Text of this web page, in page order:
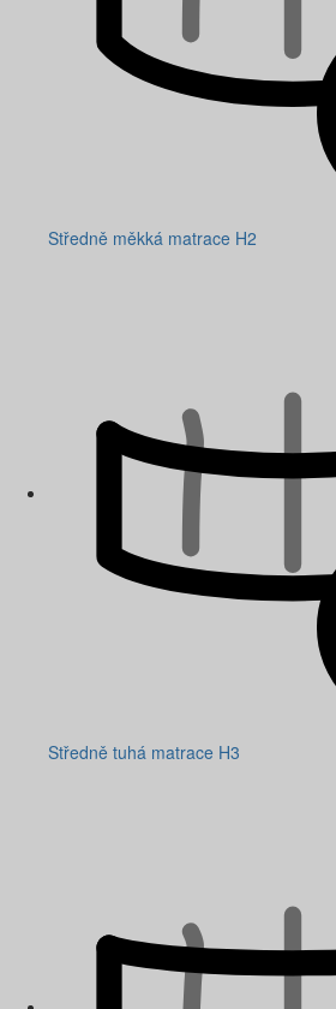
Středně měkká matrace H2
Středně tuhá matrace H3